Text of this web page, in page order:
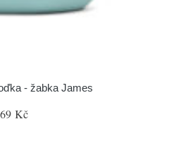
- žabka James
Kč